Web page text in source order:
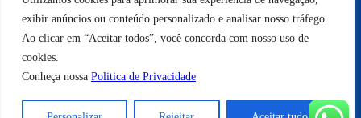
exibir anúncios ou conteúdo personalizado e analisar nosso tráfego.
Ao clicar em “Aceitar todos”, você concorda com nosso uso de
cookies.
Conheça nossa Politica de Privacidade
© 2009-2022 Todos os direitos reservados.
Conheça nossaPolitica de Privacidade